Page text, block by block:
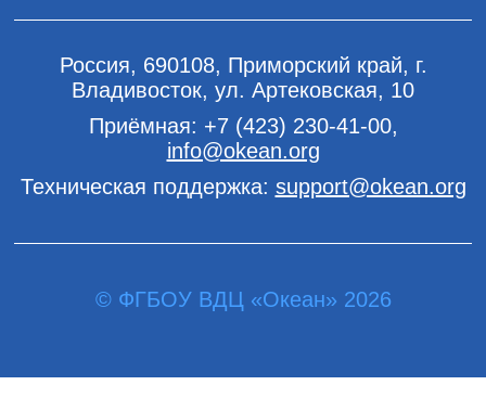
Россия, 690108, Приморский край, г.
Владивосток, ул. Артековская, 10
Приёмная: +7 (423) 230-41-00,
info@okean.org
Техническая поддержка: support@okean.org
© ФГБОУ ВДЦ «Океан» 2026